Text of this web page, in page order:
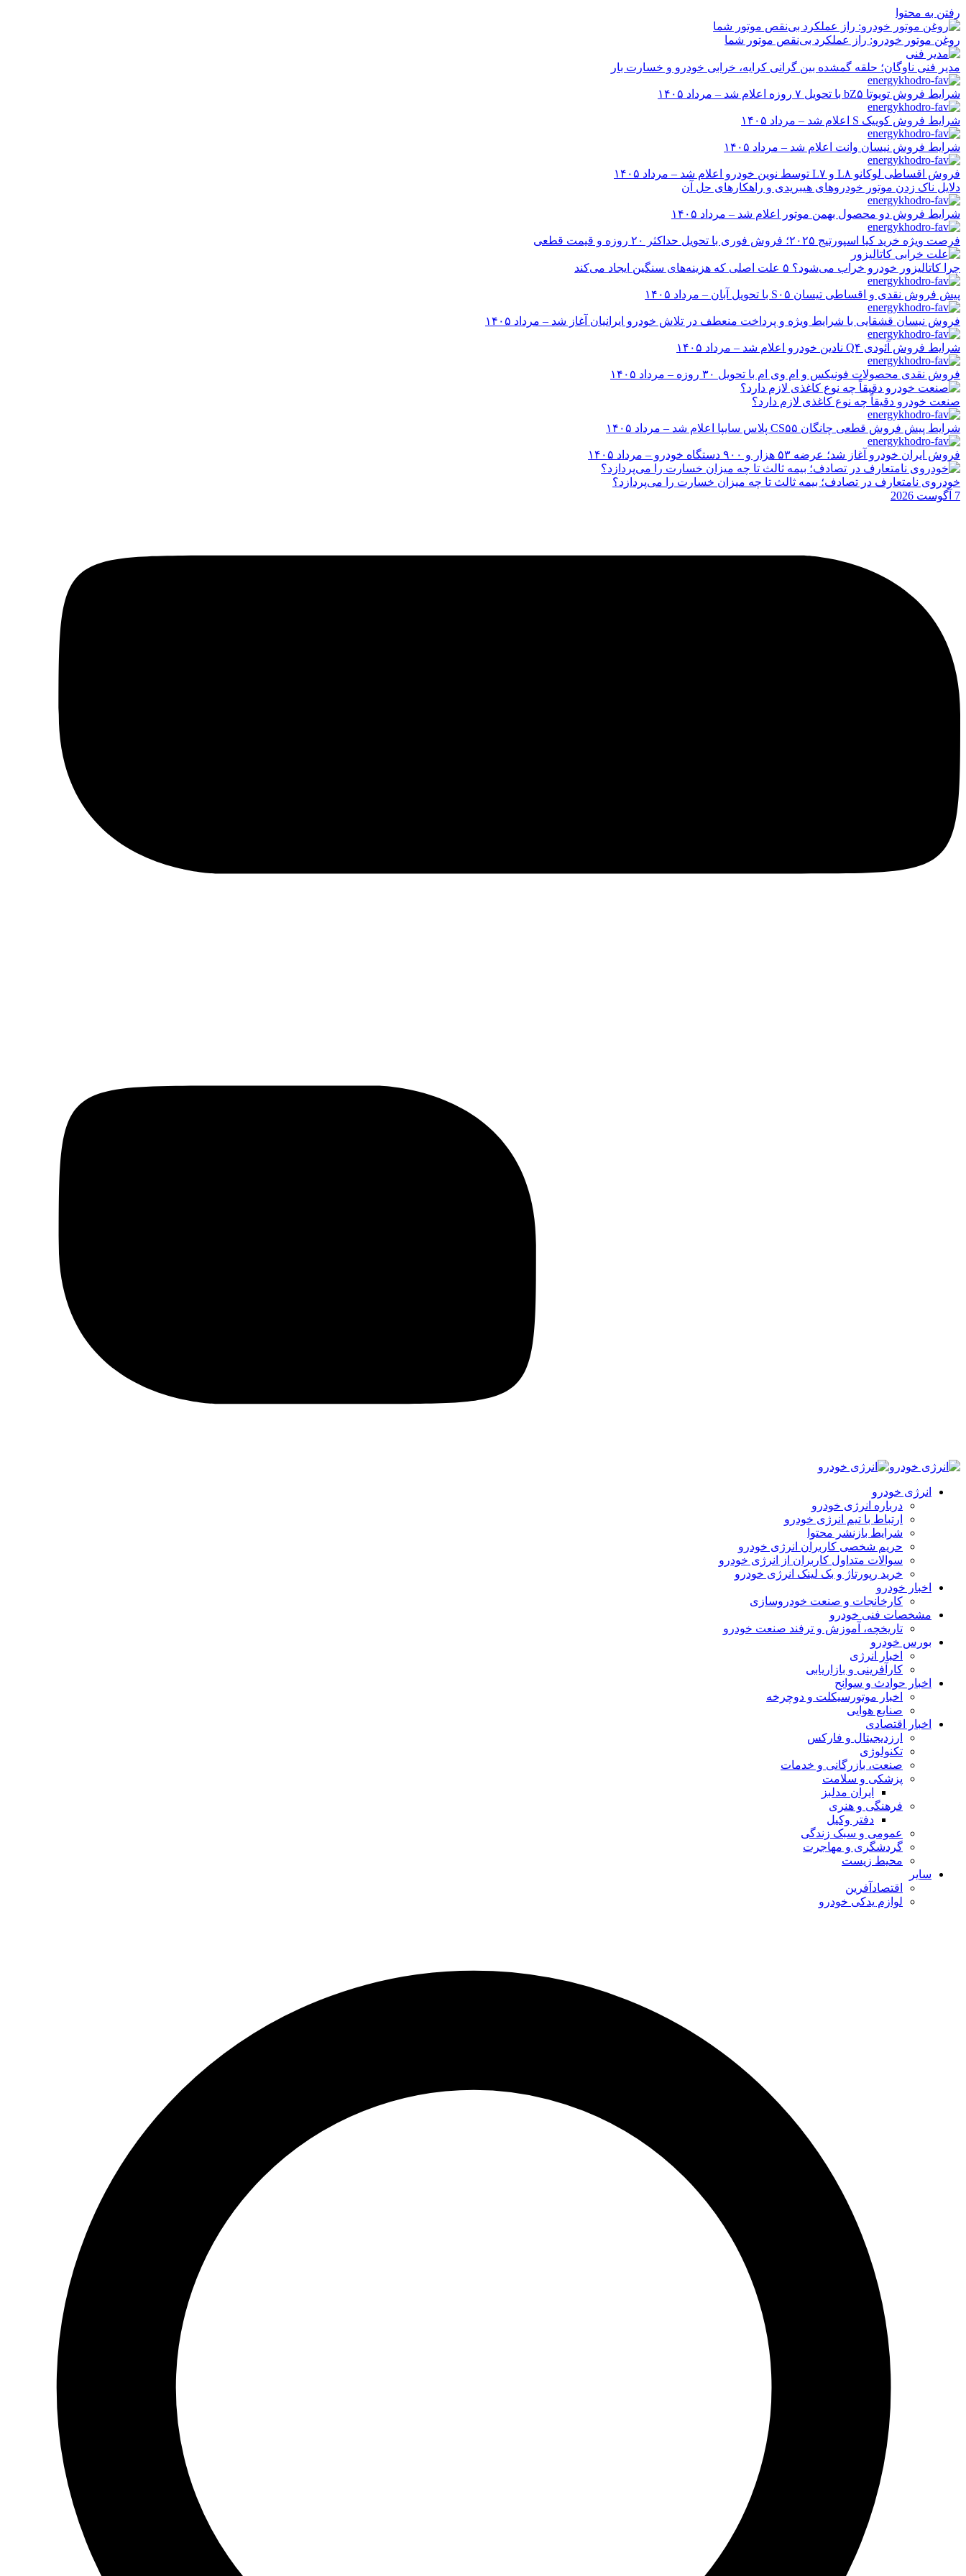
رفتن به محتوا
روغن موتور خودرو: راز عملکرد بی‌نقص موتور شما
مدیر فنی ناوگان؛ حلقه گمشده بین گرانی کرایه، خرابی خودرو و خسارت بار
شرایط فروش تویوتا bZ۵ با تحویل ۷ روزه اعلام شد – مرداد ۱۴۰۵
شرایط فروش کوییک S اعلام شد – مرداد ۱۴۰۵
شرایط فروش نیسان وانت اعلام شد – مرداد ۱۴۰۵
فروش اقساطی لوکانو L۸ و L۷ توسط نوین خودرو اعلام شد – مرداد ۱۴۰۵
دلایل ناک زدن موتور خودروهای هیبریدی و راهکارهای حل آن
شرایط فروش دو محصول بهمن موتور اعلام شد – مرداد ۱۴۰۵
فرصت ویژه خرید کیا اسپورتیج ۲۰۲۵؛ فروش فوری با تحویل حداکثر ۲۰ روزه و قیمت قطعی
چرا کاتالیزور خودرو خراب می‌شود؟ ۵ علت اصلی که هزینه‌های سنگین ایجاد می‌کند
پیش فروش نقدی و اقساطی تیسان S۰۵ با تحویل آبان – مرداد ۱۴۰۵
فروش نیسان قشقایی با شرایط ویژه و پرداخت منعطف در تلاش خودرو ایرانیان آغاز شد – مرداد ۱۴۰۵
شرایط فروش آئودی Q۴ نادین خودرو اعلام شد – مرداد ۱۴۰۵
فروش نقدی محصولات فونیکس و ام وی ام با تحویل ۳۰ روزه – مرداد ۱۴۰۵
صنعت خودرو دقیقاً چه نوع کاغذی لازم دارد؟
شرایط پیش فروش قطعی چانگان CS۵۵ پلاس سایپا اعلام شد – مرداد ۱۴۰۵
فروش ایران خودرو آغاز شد؛ عرضه ۵۳ هزار و ۹۰۰ دستگاه خودرو – مرداد ۱۴۰۵
خودروی نامتعارف در تصادف؛ بیمه ثالث تا چه میزان خسارت را می‌پردازد؟
7 آگوست 2026
انرژی خودرو
درباره انرژی خودرو
ارتباط با تیم انرژی خودرو
شرایط بازنشر محتوا
حریم شخصی کاربران انرژی خودرو
سوالات متداول کاربران از انرژی خودرو
خرید رپورتاژ و بک لینک انرژی خودرو
اخبار خودرو
کارخانجات و صنعت خودروسازی
مشخصات فنی خودرو
تاریخچه، آموزش و ترفند صنعت خودرو
بورس خودرو
اخبار انرژی
کارآفرینی و بازاریابی
اخبار حوادث و سوانح
اخبار موتورسیکلت و دوچرخه
صنایع هوایی
اخبار اقتصادی
ارزدیجیتال و فارکس
تکنولوژی
صنعت، بازرگانی و خدمات
پزشکی و سلامت
ایران مدلبز
فرهنگی و هنری
دفتر وکیل
عمومی و سبک زندگی
گردشگری و مهاجرت
محیط زیست
سایر
اقتصادآفرین
لوازم یدکی خودرو